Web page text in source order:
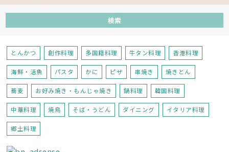
とんかつ 創作料理 多国籍料理 牛タン料理 香港料理
海鮮・活魚 パスタ かに ピザ 串焼き 焼きとん
蕎麦 お好み焼き・もんじゃ焼き 鍋料理 韓国料理
中華料理 焼鳥 そば・うどん ダイニング イタリア料理
郷土料理